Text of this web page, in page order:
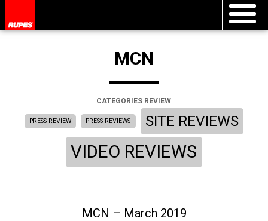
MCN
CATEGORIES REVIEW
PRESS REVIEW PRESS REVIEWS SITE REVIEWS
VIDEO REVIEWS
MCN – March 2019